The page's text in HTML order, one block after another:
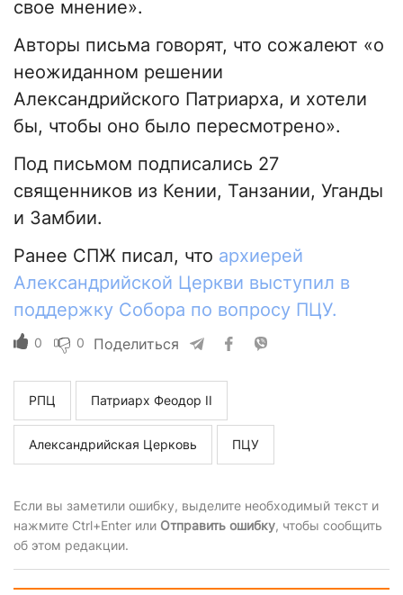
свое мнение».
Авторы письма говорят, что сожалеют «о
неожиданном решении
Александрийского Патриарха, и хотели
бы, чтобы оно было пересмотрено».
Под письмом подписались 27
священников из Кении, Танзании, Уганды
и Замбии.
Ранее СПЖ писал, что архиерей
Александрийской Церкви выступил в
поддержку Собора по вопросу ПЦУ.
0 0 Поделиться
РПЦ Патриарх Феодор II
Александрийская Церковь ПЦУ
Если вы заметили ошибку, выделите необходимый текст и
нажмите Ctrl+Enter или Отправить ошибку, чтобы сообщить
об этом редакции.